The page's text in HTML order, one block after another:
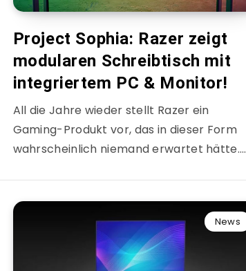
Project Sophia: Razer zeigt
modularen Schreibtisch mit
integriertem PC & Monitor!
All die Jahre wieder stellt Razer ein
Gaming-Produkt vor, das in dieser Form
wahrscheinlich niemand erwartet hätte….
News